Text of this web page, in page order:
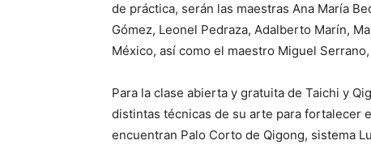
de práctica, serán las maestras Ana María
Gómez, Leonel Pedraza, Adalberto Marín,
México, así como el maestro Miguel Serrano,
Para la clase abierta y gratuita de Taichi y
distintas técnicas de su arte para fortalecer
encuentran Palo Corto de Qigong, sistema